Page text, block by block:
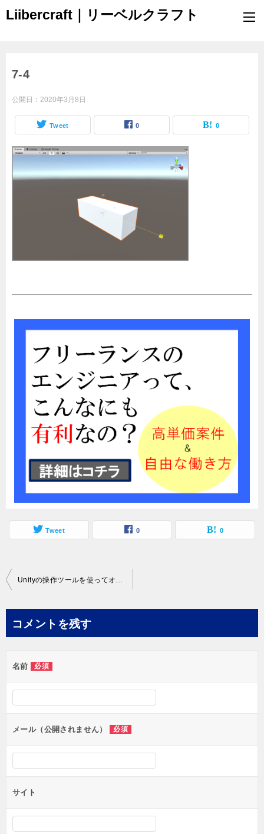
Liibercraft｜リーベルクラフト
7-4
公開日： 2020年3月8日
Tweet 0 0
Tweet 0 0
投
ビ
ー
シ
ョ
ン
コメントを残す
名前 必須
メール（公開されません） 必須
サイト